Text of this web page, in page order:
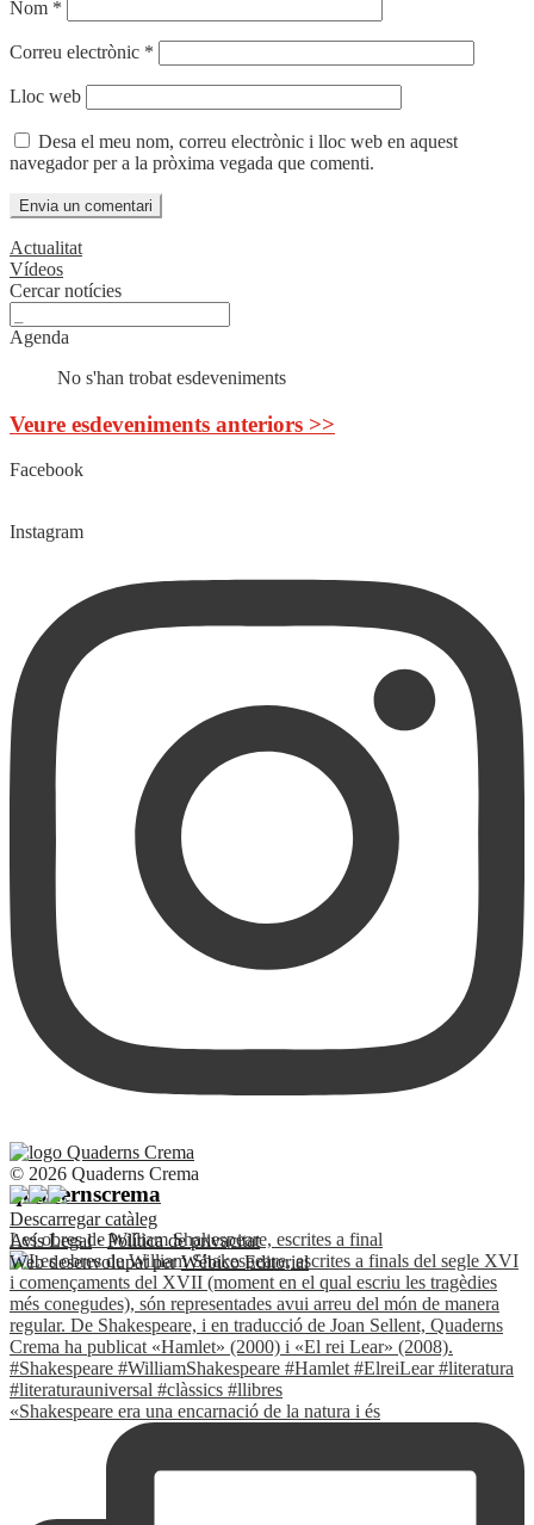
Nom *
Correu electrònic *
Lloc web
Desa el meu nom, correu electrònic i lloc web en aquest
navegador per a la pròxima vegada que comenti.
Actualitat
Vídeos
Cercar notícies
Agenda
No s'han trobat esdeveniments
Veure esdeveniments anteriors >>
Facebook
Instagram
quadernscrema
Les obres de William Shakespeare, escrites a final
«Shakespeare era una encarnació de la natura i és
© 2026 Quaderns Crema
Descarregar catàleg
Avís Legal·Política de privacitat
Web desenvolupat perWébico Editorial